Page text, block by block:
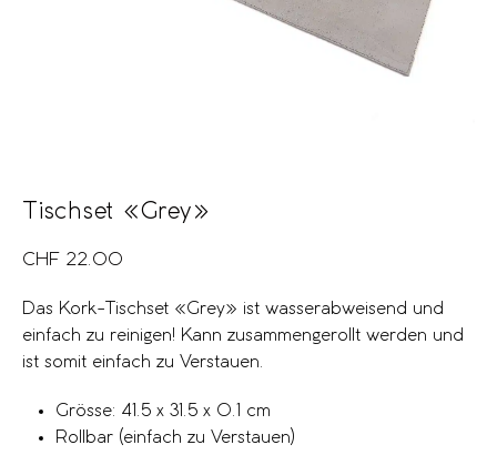
Tischset «Grey»
CHF 22.00
Das Kork-Tischset «Grey» ist wasserabweisend und
einfach zu reinigen! Kann zusammengerollt werden und
ist somit einfach zu Verstauen.
Grösse: 41.5 x 31.5 x 0.1 cm
Rollbar (einfach zu Verstauen)